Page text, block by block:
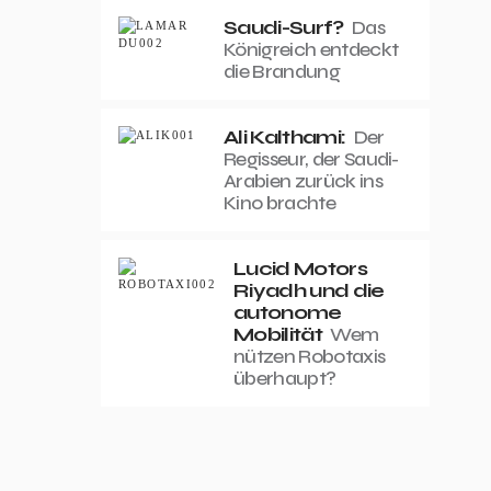
Saudi-Surf? Das
Königreich entdeckt
die Brandung
Ali Kalthami: Der
Regisseur, der Saudi-
Arabien zurück ins
Kino brachte
Lucid Motors
Riyadh und die
autonome
Mobilität Wem
nützen Robotaxis
überhaupt?